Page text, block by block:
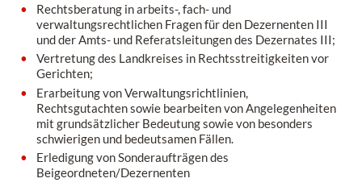
Rechtsberatung in arbeits-, fach- und
verwaltungsrechtlichen Fragen für den Dezernenten III
und der Amts- und Referatsleitungen des Dezernates III;
Vertretung des Landkreises in Rechtsstreitigkeiten vor
Gerichten;
Erarbeitung von Verwaltungsrichtlinien,
Rechtsgutachten sowie bearbeiten von Angelegenheiten
mit grundsätzlicher Bedeutung sowie von besonders
schwierigen und bedeutsamen Fällen.
Erledigung von Sonderaufträgen des
Beigeordneten/Dezernenten